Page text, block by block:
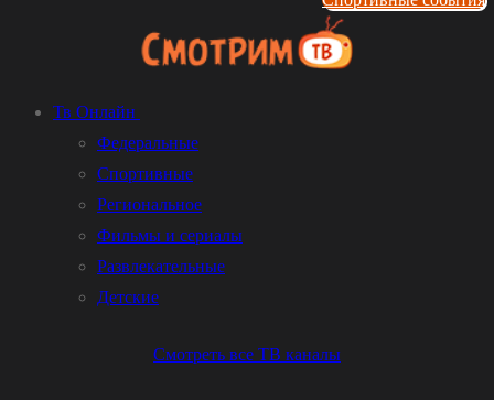
Тв Онлайн
Федеральные
Спортивные
Региональное
Фильмы и сериалы
Развлекательные
Детские
Смотреть все ТВ каналы